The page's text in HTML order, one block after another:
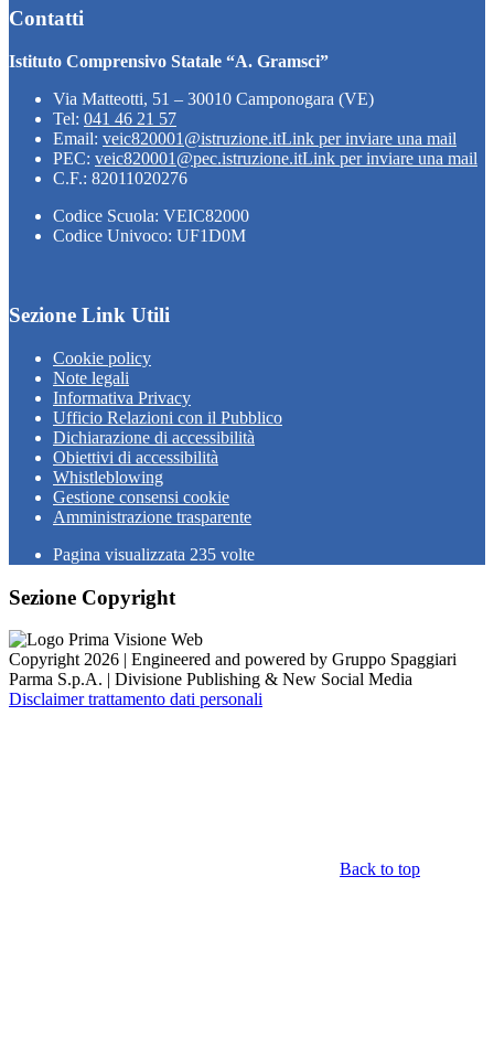
Contatti
Istituto Comprensivo Statale “A. Gramsci”
Via Matteotti, 51 – 30010 Camponogara (VE)
Tel: 041 46 21 57
Email: veic820001@istruzione.itLink per inviare una mail
PEC: veic820001@pec.istruzione.itLink per inviare una mail
C.F.: 82011020276
Codice Scuola: VEIC82000
Codice Univoco: UF1D0M
Sezione Link Utili
Cookie policy
Note legali
Informativa Privacy
Ufficio Relazioni con il Pubblico
Dichiarazione di accessibilità
Obiettivi di accessibilità
Whistleblowing
Gestione consensi cookie
Amministrazione trasparente
Pagina visualizzata 235 volte
Sezione Copyright
Copyright 2026 | Engineered and powered by Gruppo Spaggiari
Parma S.p.A. | Divisione Publishing & New Social Media
Disclaimer trattamento dati personali
Back to top